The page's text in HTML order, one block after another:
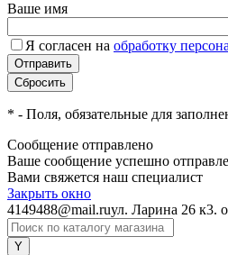
Ваше имя
Я согласен на обработку
* - Поля, обязательные для
Сообщение отправлено
Ваше сообщение успешно
Вами свяжется наш специалист
Закрыть окно
4149488@mail.ruул. Ларина 26 к3.